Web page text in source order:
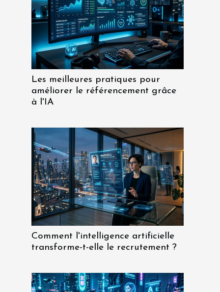
Les meilleures pratiques pour
améliorer le référencement grâce
à l'IA
Comment l'intelligence artificielle
transforme-t-elle le recrutement ?